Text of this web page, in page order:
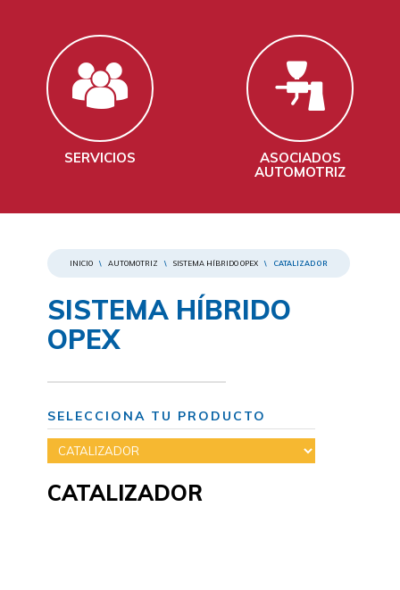
SERVICIOS
ASOCIADOS
AUTOMOTRIZ
INICIO \ AUTOMOTRIZ \ SISTEMA HÍBRIDO OPEX \ CATALIZADOR
SISTEMA HÍBRIDO
OPEX
SELECCIONA TU PRODUCTO
CATALIZADOR